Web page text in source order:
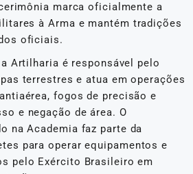
marca oficialmente a
à Arma e mantém tradições
oficiais.
Artilharia é responsável pelo
terrestres e atua em operações
fogos de precisão e
e negação de área. O
na Academia faz parte da
para operar equipamentos e
pelo Exército Brasileiro em